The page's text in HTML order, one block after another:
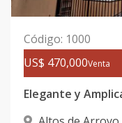
Código: 1000
US$ 470,000Venta
Elegante y